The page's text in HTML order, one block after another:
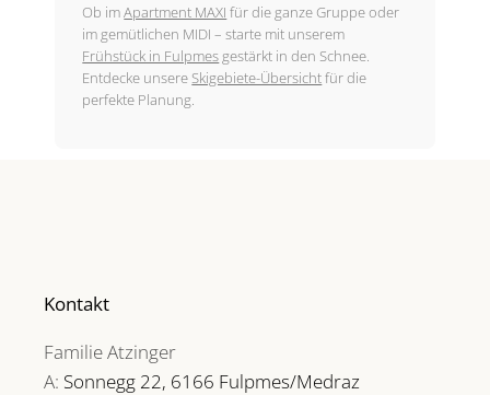
Ob imApartment MAXI für die ganze Gruppe oder
im gemütlichen MIDI – starte mit unserem
Frühstück in Fulpmes gestärkt in den Schnee.
Entdecke unsere Skigebiete-Übersichtfür die
perfekte Planung.
Kontakt
Familie Atzinger
A: Sonnegg 22, 6166 Fulpmes/Medraz